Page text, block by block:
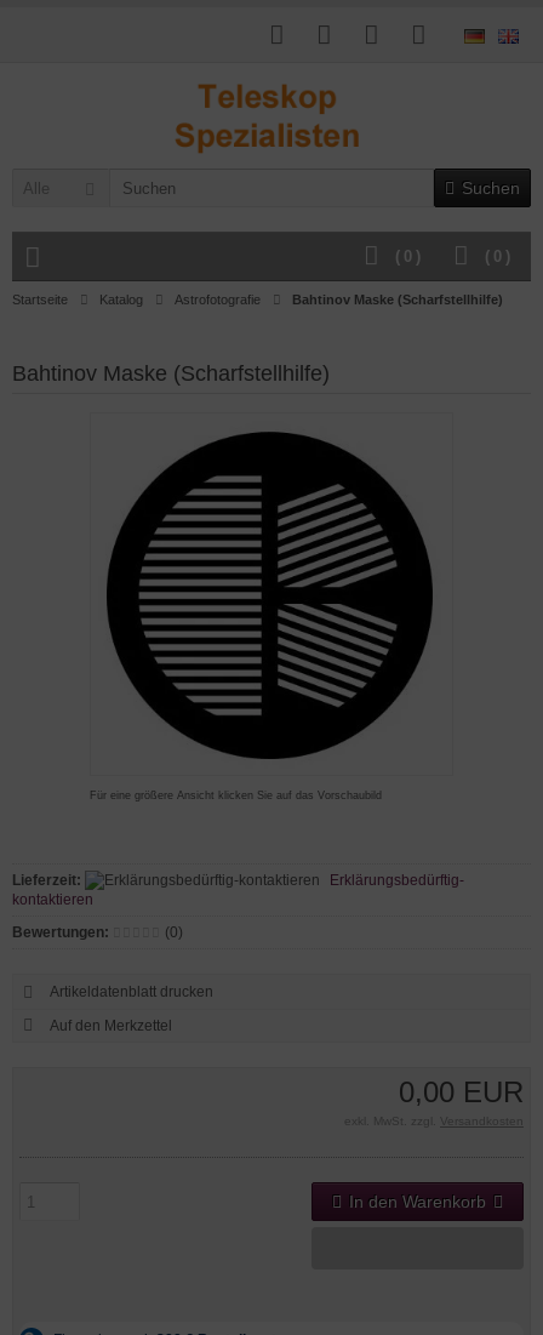
Alle Suchen
( 0 )
( 0 )
Startseite Katalog Astrofotografie Bahtinov Maske (Scharfstellhilfe)
Bahtinov Maske (Scharfstellhilfe)
Für eine größere Ansicht klicken Sie auf das Vorschaubild
0,00 EUR
exkl. MwSt. zzgl. Versandkosten
In den Warenkorb
Lieferzeit:
Erklärungsbedürftig-
kontaktieren
Bewertungen:
(0)
Artikeldatenblatt drucken